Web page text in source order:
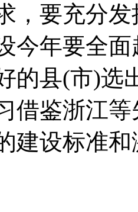
要充分发
今年要全
的县(市)选
借鉴浙江
建设标准